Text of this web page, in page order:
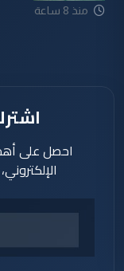
منذ 8 ساعة
احصل على أهم